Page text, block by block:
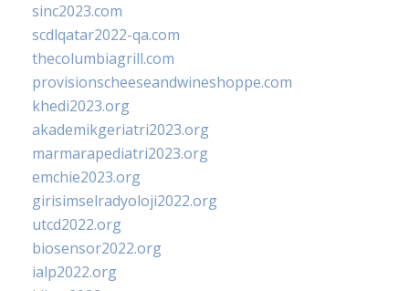
sinc2023.com
scdlqatar2022-qa.com
thecolumbiagrill.com
provisionscheeseandwineshoppe.com
khedi2023.org
akademikgeriatri2023.org
marmarapediatri2023.org
emchie2023.org
girisimselradyoloji2022.org
utcd2022.org
biosensor2022.org
ialp2022.org